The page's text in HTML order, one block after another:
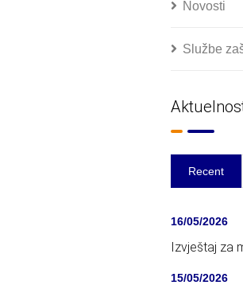
Novosti
Službe
Recent
16/05/2026
15/05/2026